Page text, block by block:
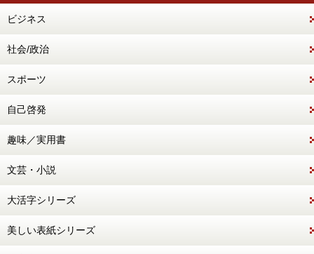
ビジネス
社会/政治
スポーツ
自己啓発
趣味／実用書
文芸・小説
大活字シリーズ
美しい表紙シリーズ